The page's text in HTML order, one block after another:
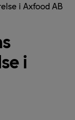
i Axfood AB
i